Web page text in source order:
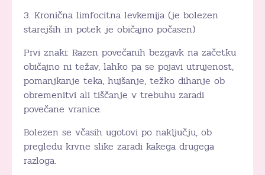
3. Kronična limfocitna levkemija (je bolezen
starejših in potek je običajno počasen)
Prvi znaki: Razen povečanih bezgavk na začetku
običajno ni težav, lahko pa se pojavi utrujenost,
pomanjkanje teka, hujšanje, težko dihanje ob
obremenitvi ali tiščanje v trebuhu zaradi
povečane vranice.
Bolezen se včasih ugotovi po naključju, ob
pregledu krvne slike zaradi kakega drugega
razloga.